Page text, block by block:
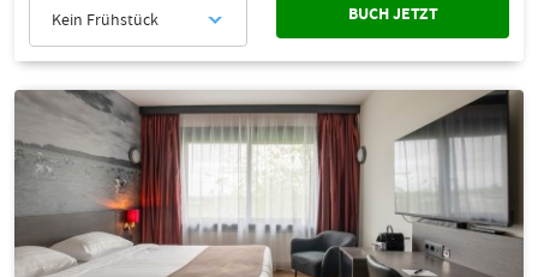
Kein Frühstück BUCH JETZT